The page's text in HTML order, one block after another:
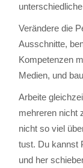
Verändere die
Ausschnitte,
Kompetenzen
Medien, und
Arbeite
mehreren nicht
nicht so viel
tust. Du kannst
und her